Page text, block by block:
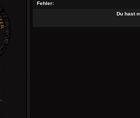
Fehler:
Du hast